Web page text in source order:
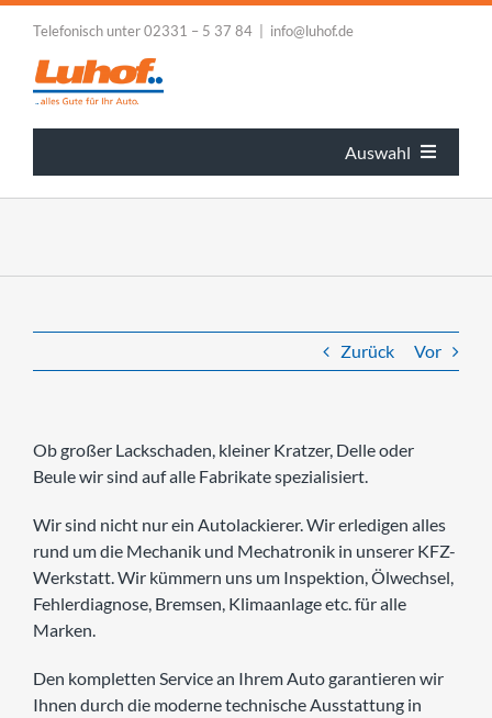
Zum
Inhalt
springen
Telefonisch unter 02331 – 5 37 84 | info@luhof.de
Auswahl
BLOG
KARRIERE
Zurück Vor
Ob großer Lackschaden, kleiner Kratzer, Delle oder
Beule wir sind auf alle Fabrikate spezialisiert.
Wir sind nicht nur ein Autolackierer. Wir erledigen alles
rund um die Mechanik und Mechatronik in unserer KFZ-
Werkstatt. Wir kümmern uns um Inspektion, Ölwechsel,
Fehlerdiagnose, Bremsen, Klimaanlage etc. für alle
Marken.
Den kompletten Service an Ihrem Auto garantieren wir
Ihnen durch die moderne technische Ausstattung in